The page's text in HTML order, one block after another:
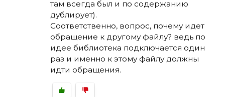
там всегда был и по содержанию
дублирует).
Соответственно, вопрос, почему идет
обращение к другому файлу? ведь по
идее библиотека подключается один
раз и именно к этому файлу должны
идти обращения.